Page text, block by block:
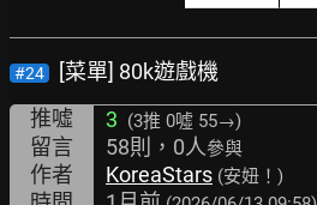
#24
[菜單] 80k遊戲機
推噓
3 (3推 0噓 55→)
留言 58則，0人參與
作者 KoreaStars (安妞！)